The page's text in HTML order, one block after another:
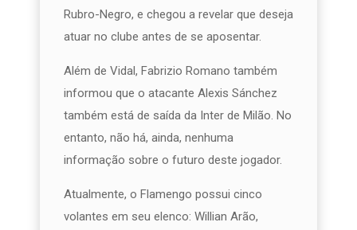
Rubro-Negro, e chegou a revelar que deseja
atuar no clube antes de se aposentar.
Além de Vidal, Fabrizio Romano também
informou que o atacante Alexis Sánchez
também está de saída da Inter de Milão. No
entanto, não há, ainda, nenhuma
informação sobre o futuro deste jogador.
Atualmente, o Flamengo possui cinco
volantes em seu elenco: Willian Arão,